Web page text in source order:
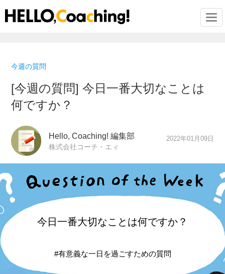
今週の質問
[今週の質問] 今日一番大切なことは
何ですか？
Hello, Coaching! 編集部
株式会社コーチ・エィ
2022年01月09日
今日一番大切なことは何ですか？
#有意義な一日を過ごすための質問